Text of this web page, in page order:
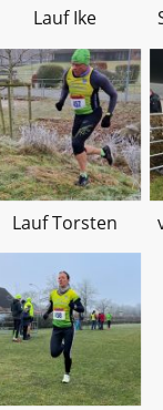
Lauf Ike
Lauf Torsten